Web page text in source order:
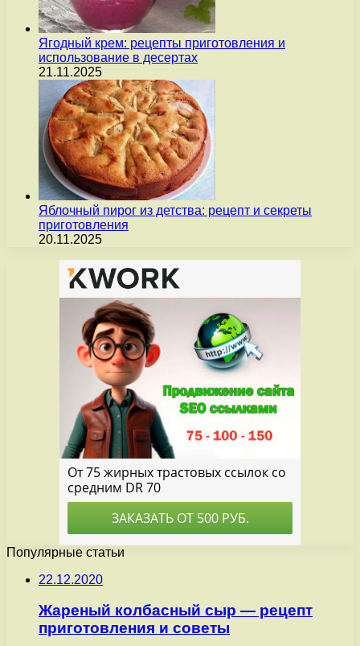
Ягодный крем: рецепты приготовления и
использование в десертах
21.11.2025
Яблочный пирог из детства: рецепт и секреты
приготовления
20.11.2025
Популярные статьи
22.12.2020
Жареный колбасный сыр — рецепт
приготовления и советы